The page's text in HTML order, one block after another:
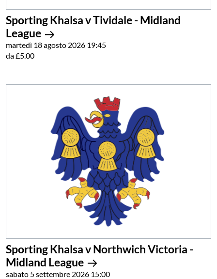
Sporting Khalsa v Tividale - Midland
League
martedì 18 agosto 2026 19:45
da £5.00
Sporting Khalsa v Northwich Victoria -
Midland League
sabato 5 settembre 2026 15:00